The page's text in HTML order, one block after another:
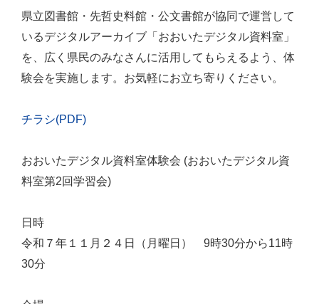
県立図書館・先哲史料館・公文書館が協同で運営して
いるデジタルアーカイブ「おおいたデジタル資料室」
を、広く県民のみなさんに活用してもらえるよう、体
験会を実施します。お気軽にお立ち寄りください。
チラシ(PDF)
おおいたデジタル資料室体験会 (おおいたデジタル資
料室第2回学習会)
日時
令和７年１１月２４日（月曜日） 9時30分から11時
30分